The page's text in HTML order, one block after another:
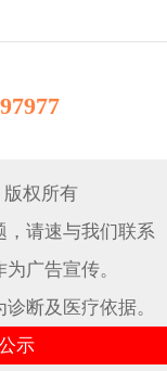
权所有
，请速与我们联系
广告宣传。
断及医疗依据。
示